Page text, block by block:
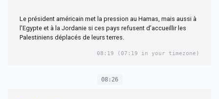
Le président américain met la pression au Hamas, mais aussi à
l’Egypte et à la Jordanie si ces pays refusent d’accueillir les
Palestiniens déplacés de leurs terres.
08:19 (07:19 in your timezone)
08:26